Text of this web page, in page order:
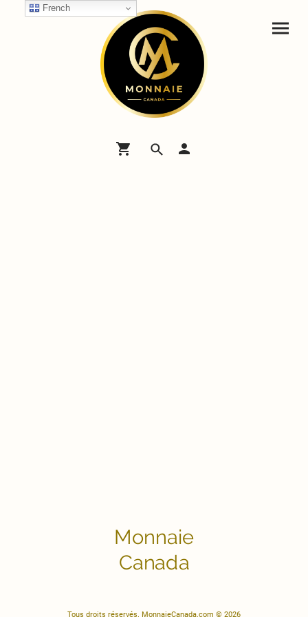
Monnaie
Canada
Tous droits réservés. MonnaieCanada.com © 2026
French